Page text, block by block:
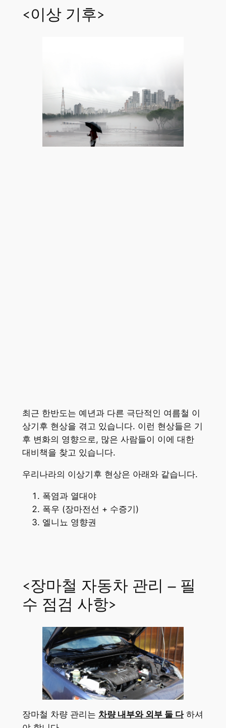
<이상 기후>
최근 한반도는 예년과 다른 극단적인 여름철 이
상기후 현상을 겪고 있습니다. 이런 현상들은 기
후 변화의 영향으로, 많은 사람들이 이에 대한
대비책을 찾고 있습니다.
우리나라의 이상기후 현상은 아래와 같습니다.
폭염과 열대야
폭우 (장마전선 + 수증기)
엘니뇨 영향권
<장마철 자동차 관리 – 필
수 점검 사항>
장마철 차량 관리는 차량 내부와 외부 둘 다하셔